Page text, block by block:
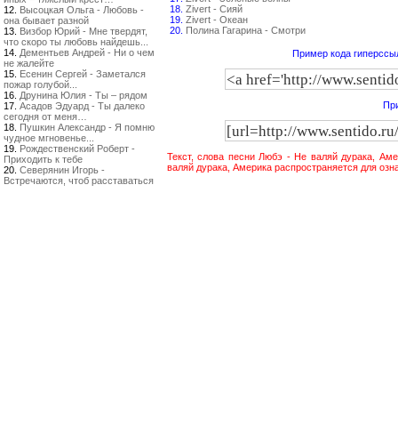
12. Высоцкая Ольга - Любовь -
она бывает разной
13. Визбор Юрий - Мне твердят,
что скоро ты любовь найдешь...
14. Дементьев Андрей - Ни о чем
не жалейте
15. Есенин Сергей - Заметался
пожар голубой...
16. Друнина Юлия - Ты – рядом
17. Асадов Эдуард - Ты далеко
сегодня от меня…
18. Пушкин Александр - Я помню
чудное мгновенье...
19. Рождественский Роберт -
Приходить к тебе
20. Северянин Игорь -
Встречаются, чтоб расставаться
18. Zivert - Сияй
19. Zivert - Океан
20. Полина Гагарина - Смотри
Пример кода
Текст, слова песни Любэ - Не валяй дурака,
валяй дурака, Америка распространяется для